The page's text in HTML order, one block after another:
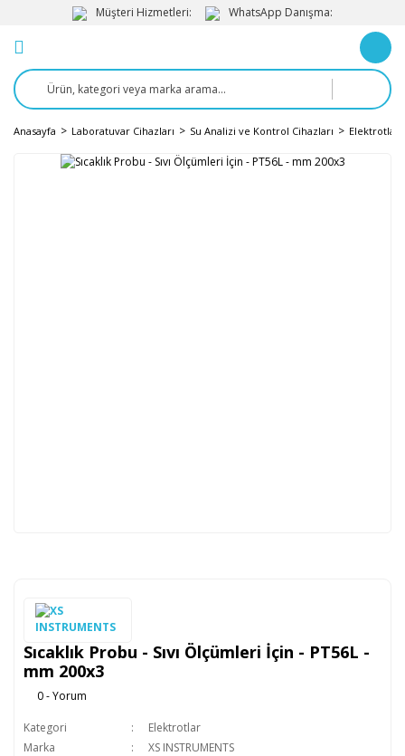
Müşteri Hizmetleri: WhatsApp Danışma:
Anasayfa Laboratuvar Cihazları Su Analizi ve Kontrol Cihazları Elektrotlar
Sıcaklık Probu - Sıvı Ölçümleri İçin - PT56L -
mm 200x3
0 - Yorum
Kategori
Elektrotlar
Marka
XS INSTRUMENTS